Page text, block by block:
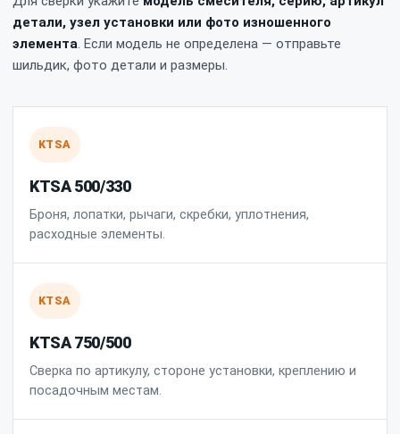
детали, узел установки или фото изношенного
элемента . Если модель не определена — отправьте
шильдик, фото детали и размеры.
KTSA
KTSA 500/330
Броня, лопатки, рычаги, скребки, уплотнения,
расходные элементы.
KTSA
KTSA 750/500
Сверка по артикулу, стороне установки, креплению и
посадочным местам.